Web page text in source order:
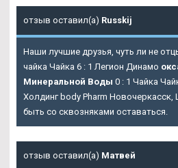
отзыв оставил(а) Russkij
Наши лучшие друзья, чуть ли не
чайка Чайка 6 : 1 Легион Динамо
Минеральной Воды 0 : 1 Чайка
Холдинг body Pharm Новочеркасск,
быть со сквозняками оставаться.
отзыв оставил(а) Матвей